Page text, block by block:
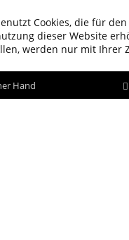
Cookies, die für
dieser Website
werden nur mit Ihrer
Hand